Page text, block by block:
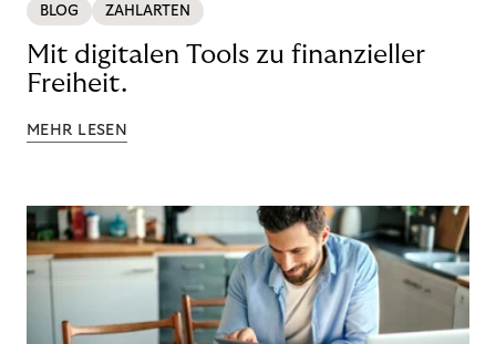
BLOG ZAHLARTEN
Mit digitalen Tools zu finanzieller
Freiheit.
MEHR LESEN